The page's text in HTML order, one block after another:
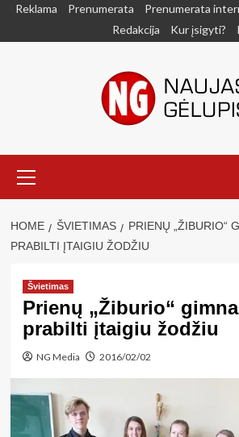
SkipReklama Prenumerata Prenumerata
Redakcija
Kur įsigyti?
Menu
HOME ŠVIETIMAS
PRIENŲ „ŽIBURIO“
PRABILTI ĮTAIGIU ŽODŽIU
Švietimas
Prienų „Žiburio“
prabilti įtaigiu žodžiu
NG Media 2016/02/02